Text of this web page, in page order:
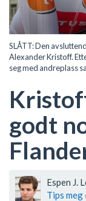
SLÅTT: Den
Alexander Kristoff.
seg med andreplass
godt
Espen J.
Tips meg